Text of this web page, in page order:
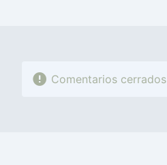
Comentarios cerrados